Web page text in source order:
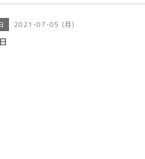
2021-07-05 (月)